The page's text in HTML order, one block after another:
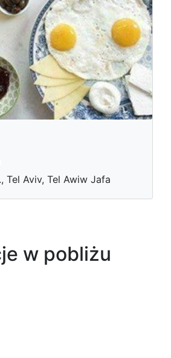
Tel Aviv, Tel Awiw Jafa
w pobliżu